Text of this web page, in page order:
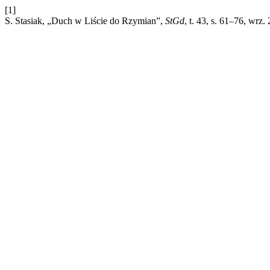
[1]
S. Stasiak, „Duch w Liście do Rzymian”, StGd, t. 43, s. 61–76, wrz.